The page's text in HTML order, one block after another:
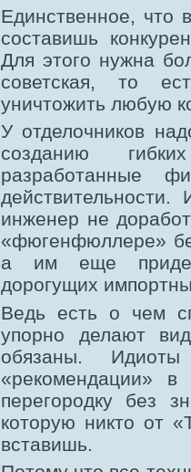
Единственное, что
составишь
Для этого нужна
советская, то
уничтожить любую
У отделочников
созданию
разработанные
инженер не
«фюгенфюллере»
а им еще
дорогущих
Ведь есть о чем
упорно делают
обязаны.
«рекомендации»
перегородку без
которую никто от
вставишь.